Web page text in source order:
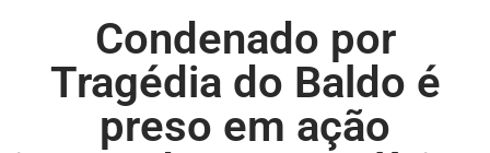
Condenado por
Tragédia do Baldo é
preso em ação